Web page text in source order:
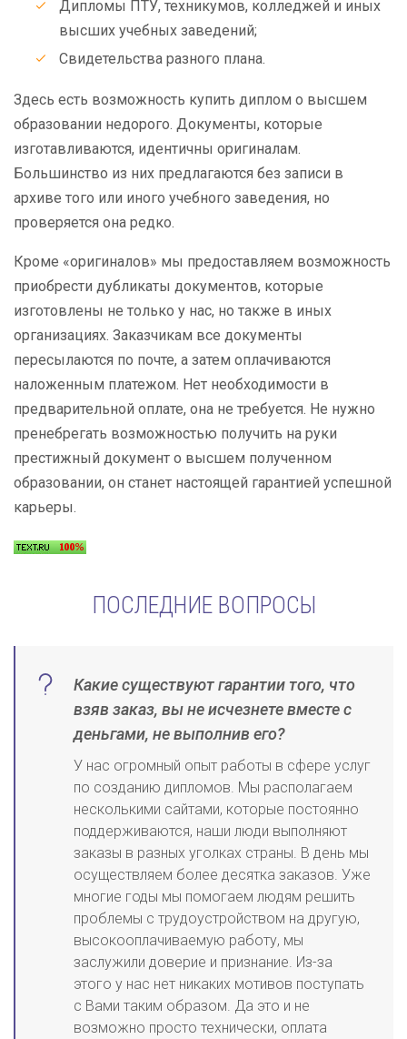
Дипломы ПТУ, техникумов, колледжей и иных
высших учебных заведений;
Свидетельства разного плана.
Здесь есть возможность купить диплом о высшем
образовании недорого. Документы, которые
изготавливаются, идентичны оригиналам.
Большинство из них предлагаются без записи в
архиве того или иного учебного заведения, но
проверяется она редко.
Кроме «оригиналов» мы предоставляем возможность
приобрести дубликаты документов, которые
изготовлены не только у нас, но также в иных
организациях. Заказчикам все документы
пересылаются по почте, а затем оплачиваются
наложенным платежом. Нет необходимости в
предварительной оплате, она не требуется. Не нужно
пренебрегать возможностью получить на руки
престижный документ о высшем полученном
образовании, он станет настоящей гарантией успешной
карьеры.
ПОСЛЕДНИЕ ВОПРОСЫ
Какие существуют гарантии того, что
взяв заказ, вы не исчезнете вместе с
деньгами, не выполнив его?
У нас огромный опыт работы в сфере услуг
по созданию дипломов. Мы располагаем
несколькими сайтами, которые постоянно
поддерживаются, наши люди выполняют
заказы в разных уголках страны. В день мы
осуществляем более десятка заказов. Уже
многие годы мы помогаем людям решить
проблемы с трудоустройством на другую,
высокооплачиваемую работу, мы
заслужили доверие и признание. Из-за
этого у нас нет никаких мотивов поступать
с Вами таким образом. Да это и не
возможно просто технически, оплата